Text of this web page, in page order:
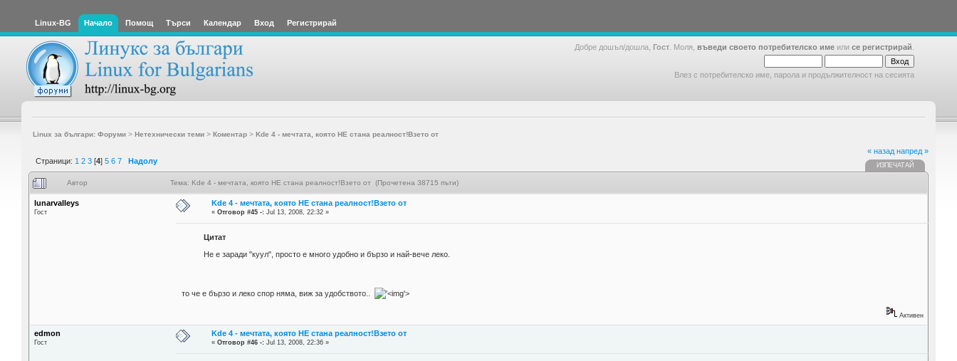
Linux-BG Начало Помощ Търси Календар Вход Регистрирай
Добре дошъл/дошла, Гост . Моля, въведи своето потребителско име или се регистрирай
Влез с потребителско име, парола и продължителност на сесията
Linux за българи: Форуми> Нетехнически теми> Коментар> Kde 4 - мечтата, която НЕ стана реалност!Взето от
Страници: 1 2 3 [4] 5 6 7 Надолу
« назад напред »
ИЗПЕЧАТАЙ
Автор Тема: Kde 4 - мечтата, която НЕ стана реалност!Взето от (Прочетена 38715 пъти)
lunarvalleys
Гост
Kde 4 - мечтата, която НЕ стана реалност!Взето от
«Отговор #45 -: Jul 13, 2008, 22:32 »
Цитат
Не е заради "куул", просто е много удобно и бързо и най-вече леко.
то че е бързо и леко спор няма, виж за удобството.. '>
Активен
edmon
Гост
Kde 4 - мечтата, която НЕ стана реалност!Взето от
«Отговор #46 -: Jul 13, 2008, 22:36 »